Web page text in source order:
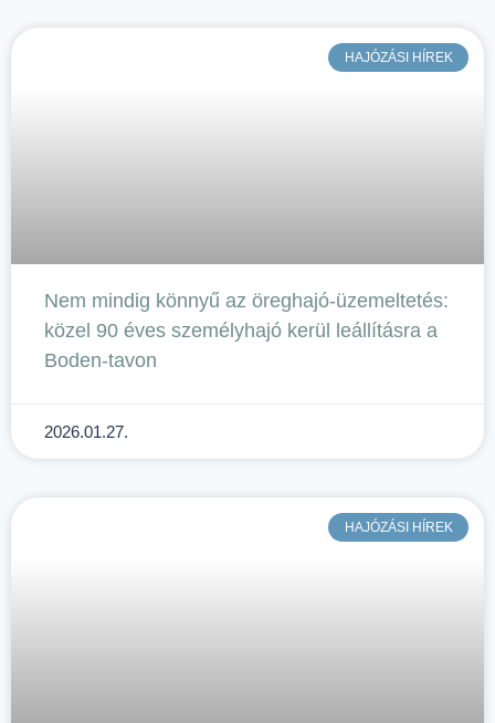
HAJÓZÁSI HÍREK
Nem mindig könnyű az öreghajó-üzemeltetés:
közel 90 éves személyhajó kerül leállításra a
Boden-tavon
2026.01.27.
HAJÓZÁSI HÍREK